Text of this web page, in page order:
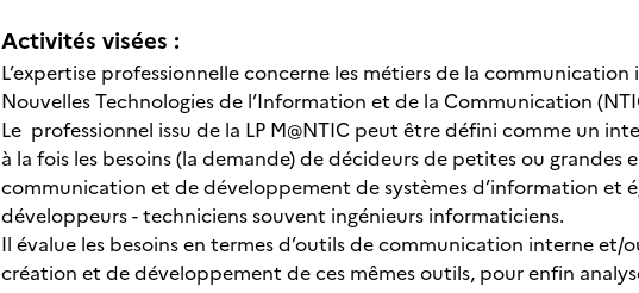
Activités visées :
L’expertise professionnelle concerne les métiers de la
Nouvelles Technologies de l’Information et de la Communication
Le professionnel issu de la LP M@NTIC peut être défini comme un
à la fois les besoins (la demande) de décideurs de petites ou
communication et de développement de systèmes d’information et
développeurs - techniciens souvent ingénieurs informaticiens.
Il évalue les besoins en termes d’outils de communication interne
création et de développement de ces mêmes outils, pour enfin